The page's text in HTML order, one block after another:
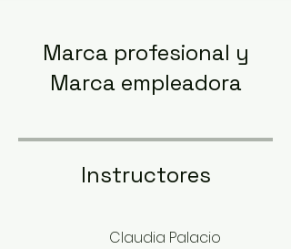
Marca profesional y
Marca empleadora
Instructores
Claudia Palacio